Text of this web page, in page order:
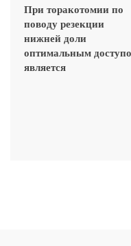
При торакотомии по
поводу резекции
нижней доли
оптимальным
является